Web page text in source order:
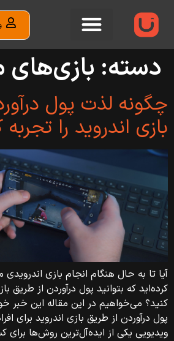
دسته: بازی‌های
چگونه لذت پول
بازی اندروید را تجربه
آیا تا به حال هنگام انجام بازی اندرویدی
کرده‌اید که بتوانید پول درآوردن از طریق
کنید؟‌ می‌خواهیم در این مقاله این خبر
پول درآوردن از طریق بازی اندروید برای
ویدیویی یکی از ایده‌آل‌ترین روش‌ها